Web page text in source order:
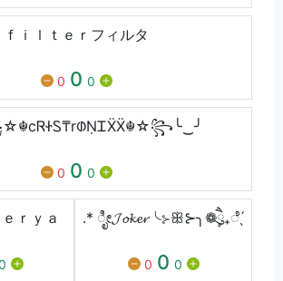
ｆｉｌｔｅｒフィルタ
0 0 0
0 0 0
ｒｙａ .* ೃೀ𝓙𝓸𝓴𝓮𝓻╰⊱ꕥ⊱╮❁ཻུ۪۪₊ೆ ̖́
0 0 0